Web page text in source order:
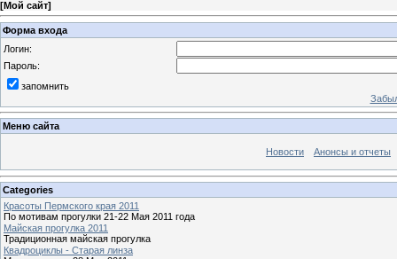
[Мой сайт]
Форма входа
Логин:
Пароль:
запомнить
Меню сайта
Новости Анонсы и отчеты
Categories
Красоты Пермского края 2011
По мотивам прогулки 21-22 Мая 2011 года
Майская прогулка 2011
Традиционная майская прогулка
Квадроциклы - Старая линза